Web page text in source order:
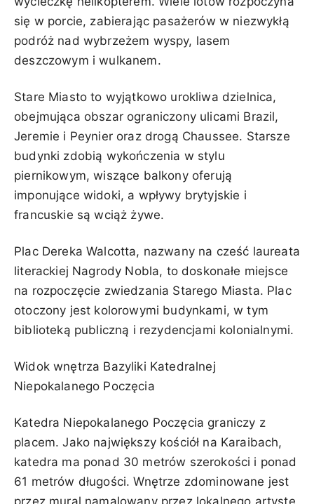
się w porcie, zabierając pasażerów w niezwykłą
podróż nad wybrzeżem wyspy, lasem
deszczowym i wulkanem.
Stare Miasto to wyjątkowo urokliwa dzielnica,
obejmująca obszar ograniczony ulicami Brazil,
Jeremie i Peynier oraz drogą Chaussee. Starsze
budynki zdobią wykończenia w stylu
piernikowym, wiszące balkony oferują
imponujące widoki, a wpływy brytyjskie i
francuskie są wciąż żywe.
Plac Dereka Walcotta, nazwany na cześć laureata
literackiej Nagrody Nobla, to doskonałe miejsce
na rozpoczęcie zwiedzania Starego Miasta. Plac
otoczony jest kolorowymi budynkami, w tym
biblioteką publiczną i rezydencjami kolonialnymi.
Widok wnętrza Bazyliki Katedralnej
Niepokalanego Poczęcia
Katedra Niepokalanego Poczęcia graniczy z
placem. Jako największy kościół na Karaibach,
katedra ma ponad 30 metrów szerokości i ponad
61 metrów długości. Wnętrze zdominowane jest
przez mural namalowany przez lokalnego artystę